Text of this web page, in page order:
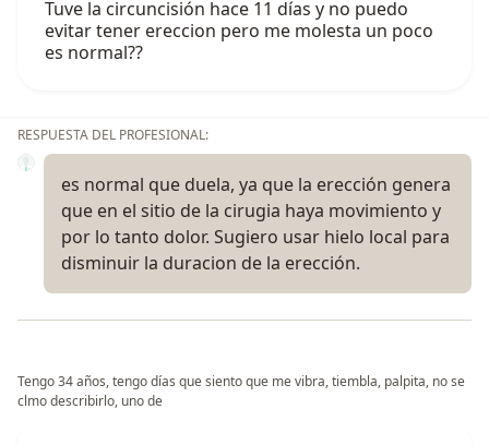
Tuve la circuncisión hace 11 días y no puedo
evitar tener ereccion pero me molesta un poco
es normal??
RESPUESTA DEL PROFESIONAL:
es normal que duela, ya que la erección genera
que en el sitio de la cirugia haya movimiento y
por lo tanto dolor. Sugiero usar hielo local para
disminuir la duracion de la erección.
Tengo 34 años, tengo días que siento que me vibra, tiembla, palpita, no se
clmo describirlo, uno de